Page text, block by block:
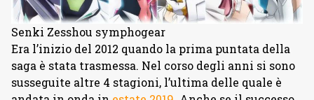
Senki Zesshou symphogear
Era l’inizio del 2012 quando la prima puntata della
saga è stata trasmessa. Nel corso degli anni si sono
susseguite altre 4 stagioni, l’ultima delle quale è